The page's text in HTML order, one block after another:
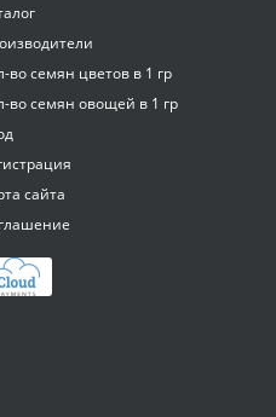
во семян цветов в 1 гр
во семян овощей в 1 гр
сайта